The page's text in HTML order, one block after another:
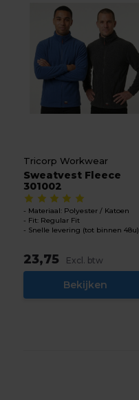
Tricorp Workwear
Sweatvest Fleece
301002
Materiaal: Polyester / Katoen
Fit: Regular Fit
Snelle levering (tot binnen 48u)
23,75 Excl. btw
Bekijken